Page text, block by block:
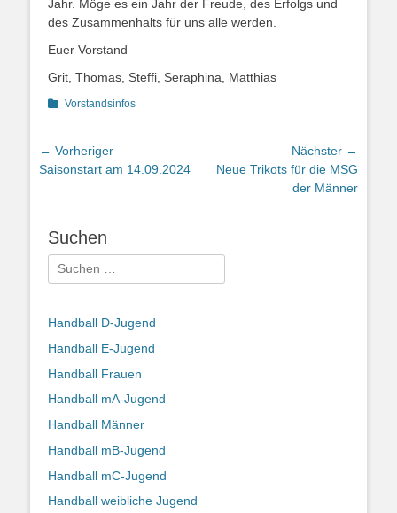
Jahr. Möge es ein Jahr der Freude, des Erfolgs und
des Zusammenhalts für uns alle werden.
Euer Vorstand
Grit, Thomas, Steffi, Seraphina, Matthias
Kategorien
Vorstandsinfos
Beitragsnavigation
← Vorheriger
Vorheriger
Saisonstart am 14.09.2024
Nächster →
Nächster
Neue Trikots für die MSG
der Männer
Suchen
Suchen
nach:
Handball D-Jugend
Handball E-Jugend
Handball Frauen
Handball mA-Jugend
Handball Männer
Handball mB-Jugend
Handball mC-Jugend
Handball weibliche Jugend